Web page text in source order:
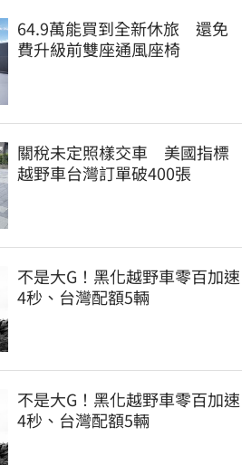
64.9萬能買到全新休旅 還免
費升級前雙座通風座椅
關稅未定照樣交車 美國指標
越野車台灣訂單破400張
不是大G！黑化越野車零百加速
4秒、台灣配額5輛
不是大G！黑化越野車零百加速
4秒、台灣配額5輛